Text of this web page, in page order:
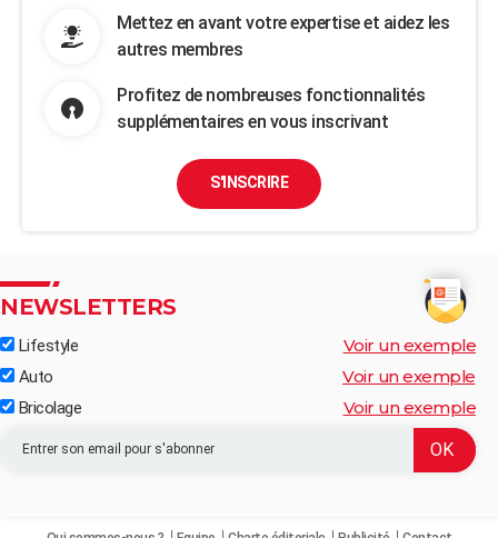
Mettez en avant votre expertise et aidez les
autres membres
Profitez de nombreuses fonctionnalités
supplémentaires en vous inscrivant
S'INSCRIRE
NEWSLETTERS
Lifestyle Voir un exemple
Auto Voir un exemple
Bricolage Voir un exemple